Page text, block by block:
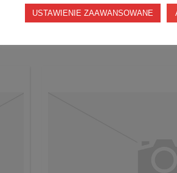
USTAWIENIE ZAAWANSOWANE